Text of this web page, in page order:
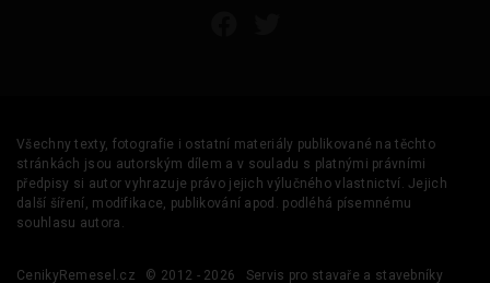
Všechny texty, fotografie i ostatní materiály publikované na těchto
stránkách jsou autorským dílem a v souladu s platnými právními
předpisy si autor vyhrazuje právo jejich výlučného vlastnictví. Jejich
další šíření, modifikace, publikování apod. podléhá písemnému
souhlasu autora.
CenikyRemesel.cz © 2012 - 2026 Servis pro stavaře a stavebníky